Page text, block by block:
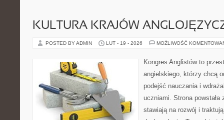
KULTURA KRAJÓW
POSTED BY ADMIN LUT - 19 - 2026 MOŻLIWOŚĆ
Kongres Anglistów to
angielskiego, którzy chcą
podejść nauczania i
uczniami. Strona
stawiają na rozwój i